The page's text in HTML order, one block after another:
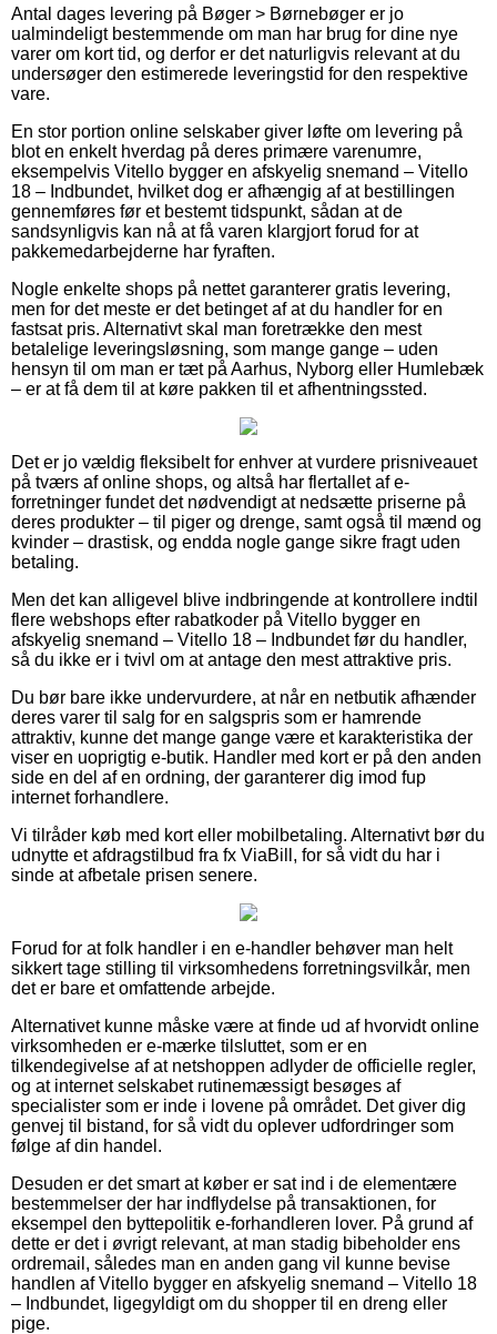
Antal dages levering på Bøger > Børnebøger er jo
ualmindeligt bestemmende om man har brug for dine nye
varer om kort tid, og derfor er det naturligvis relevant at du
undersøger den estimerede leveringstid for den respektive
vare.
En stor portion online selskaber giver løfte om levering på
blot en enkelt hverdag på deres primære varenumre,
eksempelvis Vitello bygger en afskyelig snemand – Vitello
18 – Indbundet, hvilket dog er afhængig af at bestillingen
gennemføres før et bestemt tidspunkt, sådan at de
sandsynligvis kan nå at få varen klargjort forud for at
pakkemedarbejderne har fyraften.
Nogle enkelte shops på nettet garanterer gratis levering,
men for det meste er det betinget af at du handler for en
fastsat pris. Alternativt skal man foretrække den mest
betalelige leveringsløsning, som mange gange – uden
hensyn til om man er tæt på Aarhus, Nyborg eller Humlebæk
– er at få dem til at køre pakken til et afhentningssted.
Det er jo vældig fleksibelt for enhver at vurdere prisniveauet
på tværs af online shops, og altså har flertallet af e-
forretninger fundet det nødvendigt at nedsætte priserne på
deres produkter – til piger og drenge, samt også til mænd og
kvinder – drastisk, og endda nogle gange sikre fragt uden
betaling.
Men det kan alligevel blive indbringende at kontrollere indtil
flere webshops efter rabatkoder på Vitello bygger en
afskyelig snemand – Vitello 18 – Indbundet før du handler,
så du ikke er i tvivl om at antage den mest attraktive pris.
Du bør bare ikke undervurdere, at når en netbutik afhænder
deres varer til salg for en salgspris som er hamrende
attraktiv, kunne det mange gange være et karakteristika der
viser en uoprigtig e-butik. Handler med kort er på den anden
side en del af en ordning, der garanterer dig imod fup
internet forhandlere.
Vi tilråder køb med kort eller mobilbetaling. Alternativt bør du
udnytte et afdragstilbud fra fx ViaBill, for så vidt du har i
sinde at afbetale prisen senere.
Forud for at folk handler i en e-handler behøver man helt
sikkert tage stilling til virksomhedens forretningsvilkår, men
det er bare et omfattende arbejde.
Alternativet kunne måske være at finde ud af hvorvidt online
virksomheden er e-mærke tilsluttet, som er en
tilkendegivelse af at netshoppen adlyder de officielle regler,
og at internet selskabet rutinemæssigt besøges af
specialister som er inde i lovene på området. Det giver dig
genvej til bistand, for så vidt du oplever udfordringer som
følge af din handel.
Desuden er det smart at køber er sat ind i de elementære
bestemmelser der har indflydelse på transaktionen, for
eksempel den byttepolitik e-forhandleren lover. På grund af
dette er det i øvrigt relevant, at man stadig bibeholder ens
ordremail, således man en anden gang vil kunne bevise
handlen af Vitello bygger en afskyelig snemand – Vitello 18
– Indbundet, ligegyldigt om du shopper til en dreng eller
pige.